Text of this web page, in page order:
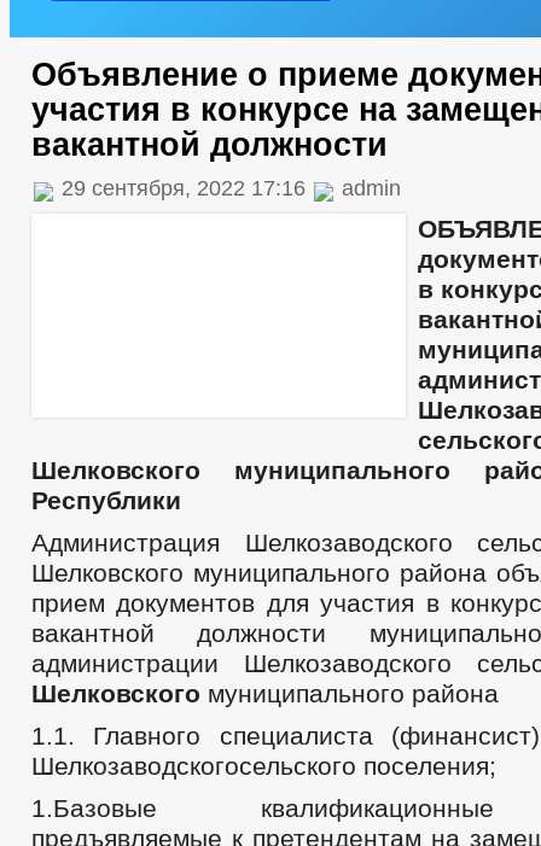
Объявление о приеме
участия в конкурсе на
вакантной должности
29 сентября, 2022 17:16 admin
в
Шелковского муниципального
Республики
Администрация Шелкозаводского
Шелковского муниципального района
прием документов для участия в
вакантной должности
администрации Шелкозаводского
Шелковского муниципального района
1.1. Главного специалиста
Шелкозаводскогосельского поселения;
1.Базовые квалификационные
предъявляемые к претендентам на